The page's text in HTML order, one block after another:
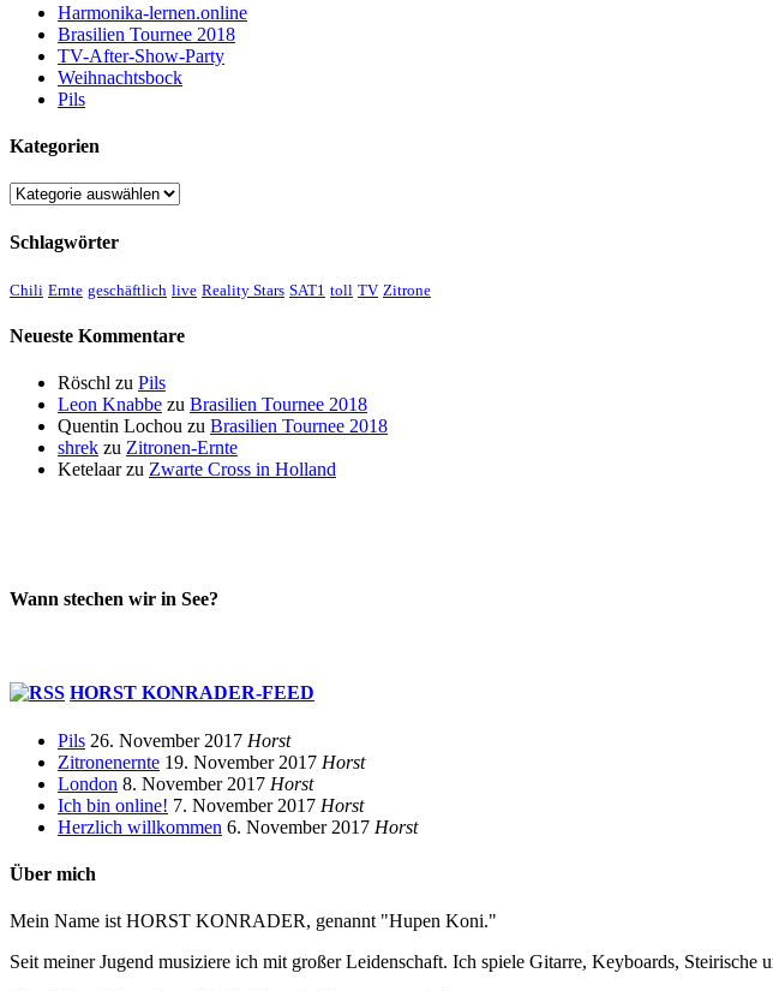
Harmonika-lernen.online
Brasilien Tournee 2018
TV-After-Show-Party
Weihnachtsbock
Pils
Kategorien
Kategorien
Schlagwörter
Chili Ernte geschäftlich live Reality Stars SAT1 toll TV Zitrone
Neueste Kommentare
Röschl zu Pils
Leon Knabbe zu Brasilien Tournee 2018
Quentin Lochou zu Brasilien Tournee 2018
shrek zu Zitronen-Ernte
Ketelaarzu Zwarte Cross in Holland
Wann stechen wir in See?
HORST KONRADER-FEED
Pils 26. November 2017 Horst
Zitronenernte 19. November 2017 Horst
London 8. November 2017 Horst
Ich bin online! 7. November 2017 Horst
Herzlich willkommen 6. November 2017 Horst
Über mich
Mein Name ist HORST KONRADER, genannt "Hupen Koni."
Seit meiner Jugend musiziere ich mit großer Leidenschaft. Ich spiele Gitarre, Keyboards, Steirische